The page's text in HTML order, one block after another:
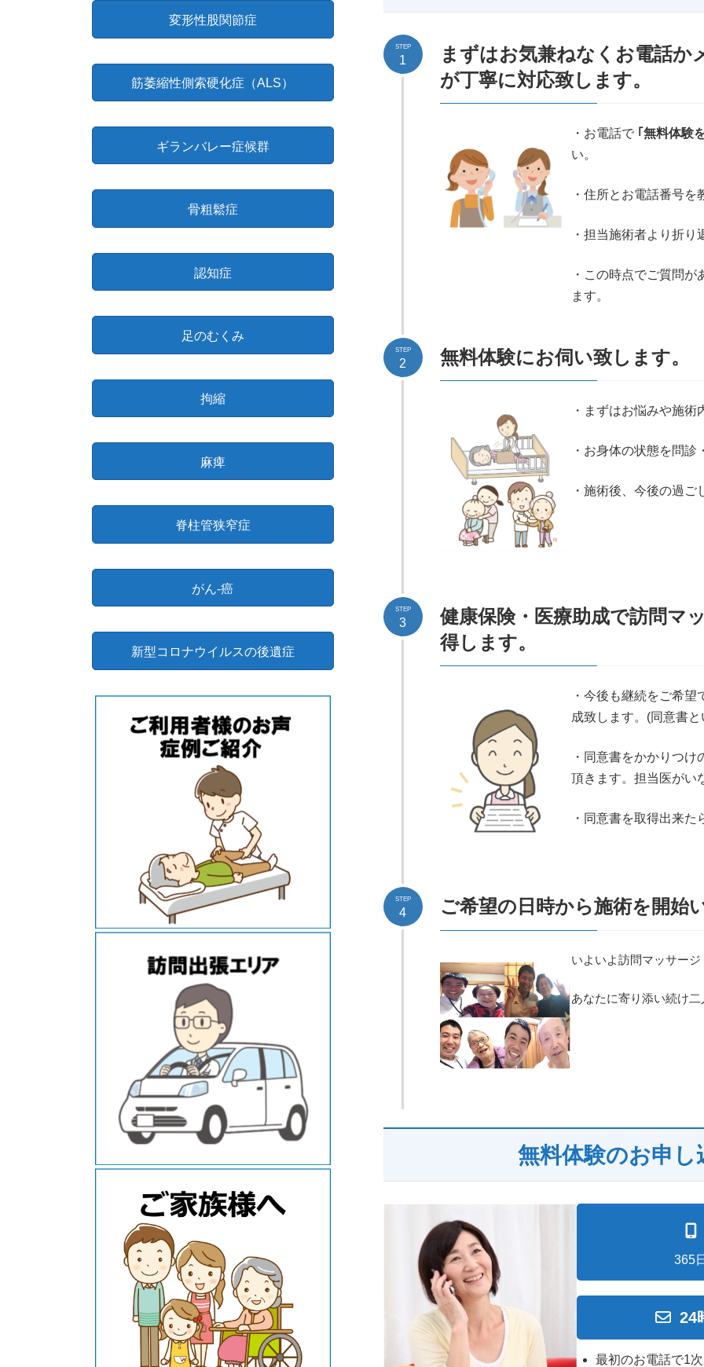
まずはお気兼ねなくお電話か
が丁寧に対応致します。
・お電話で ｢無料体験
い。
・住所とお電話番号を
・担当施術者より折
・この時点でご質問
ます。
STEP
1
無料体験にお伺い致します。
・まずはお悩みや施
・お身体の状態を問
・施術後、今後の過
STEP
2
健康保険・医療助成で訪問マ
得します。
・今後も継続をご希
成致します。(同意書
・同意書をかかりつ
頂きます。担当医がい
・同意書を取得出来
STEP
3
ご希望の日時から施術を開始
いよいよ訪問マッサー
あなたに寄り添い続け
STEP
4
無料体験のお申し
365
24
最初のお電話で1
変形性股関節症
筋萎縮性側索硬化症（ALS）
ギランバレー症候群
骨粗鬆症
認知症
足のむくみ
拘縮
麻痺
脊柱管狭窄症
がん-癌
新型コロナウイルスの後遺症